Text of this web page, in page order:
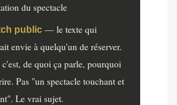
du spectacle
public — le texte qui
envie à quelqu'un de réserver.
c'est, de quoi ça parle, pourquoi
Pas "un spectacle touchant et
Le vrai sujet.